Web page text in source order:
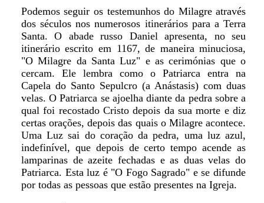
Podemos seguir os testemunhos do Milagre através
dos séculos nos numerosos itinerários para a Terra
Santa. O abade russo Daniel apresenta, no seu
itinerário escrito em 1167, de maneira minuciosa,
"O Milagre da Santa Luz" e as cerimónias que o
cercam. Ele lembra como o Patriarca entra na
Capela do Santo Sepulcro (a Anástasis) com duas
velas. O Patriarca se ajoelha diante da pedra sobre a
qual foi recostado Cristo depois da sua morte e diz
certas orações, depois das quais o Milagre acontece.
Uma Luz sai do coração da pedra, uma luz azul,
indefinível, que depois de certo tempo acende as
lamparinas de azeite fechadas e as duas velas do
Patriarca. Esta luz é "O Fogo Sagrado" e se difunde
por todas as pessoas que estão presentes na Igreja.